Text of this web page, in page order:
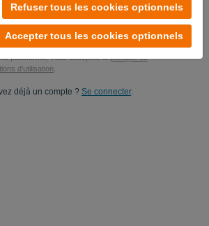
Refuser tous les cookies optionnels
Accepter tous les cookies optionnels
requise
obligation ! 100 % sans engagement
% sécurisées
plateforme, vous acceptez lapolitique de
d'utilisation
déjà un compte ? Se connecter.